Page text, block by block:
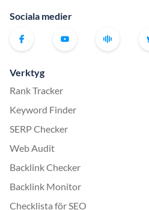
Sociala medier
Verktyg
Rank Tracker
Keyword Finder
SERP Checker
Web Audit
Backlink Checker
Backlink Monitor
Checklista för SEO